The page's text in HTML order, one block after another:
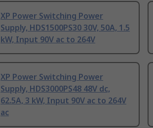
XP Power Switching Power
Supply, HDS1500PS30 30V, 50A, 1.5
kW, Input 90V ac to 264V
XP Power Switching Power
Supply, HDS3000PS48 48V dc,
62.5A, 3 kW, Input 90V ac to 264V
ac